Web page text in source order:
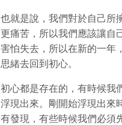
也就是說，我們對於自己所
更痛苦，所以我們應該讓自
害怕失去，所以在新的一年
思緒去回到初心。
初心都是存在的，有時候我
浮現出來。剛開始浮現出來
有發現，有些時候我們必須